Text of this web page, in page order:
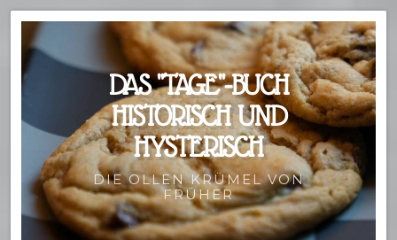
DAS "TAGE"-BUCH
HISTORISCH UND
HYSTERISCH
DIE OLLEN KRÜMEL VON
FRÜHER